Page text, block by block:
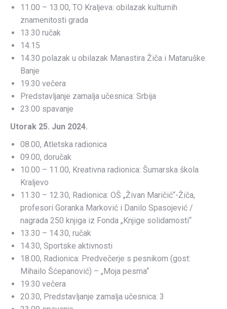
11.00 – 13.00, TO Kraljeva: obilazak kulturnih
znamenitosti grada
13.30 ručak
14.15
14.30 polazak u obilazak Manastira Žiča i Mataruške
Banje
19.30 večera
Predstavljanje zamalja učesnica: Srbija
23.00 spavanje
Utorak 25. Jun 2024.
08.00, Atletska radionica
09.00, doručak
10.00 – 11.00, Kreativna radionica: Šumarska škola
Kraljevo
11.30 – 12.30, Radionica: OŠ „Živan Maričić“-Žiča,
profesori Goranka Marković i Danilo Spasojević /
nagrada 250 knjiga iz Fonda „Knjige solidarnosti“
13.30 – 14.30, ručak
14.30, Sportske aktivnosti
18.00, Radionica: Predvečerje s pesnikom (gost:
Mihailo Šćepanović) – „Moja pesma“
19.30 večera
20.30, Predstavljanje zamalja učesnica: 3